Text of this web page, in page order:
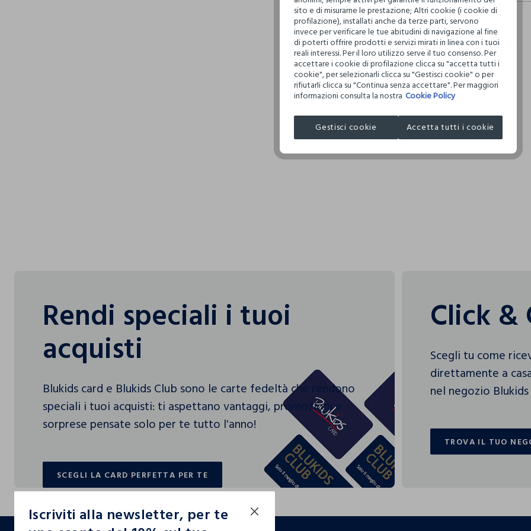
definito per
Clicca qui
I nostri
Hai fino a
Rendi speciali i tuoi
acquisti
Blukids card e Blukids Club sono le carte fedeltà che rendono
speciali i tuoi acquisti: ti aspettano vantaggi, promozioni e
sorprese pensate solo per te tutto l'anno!
SCEGLI LA CARD PERFETTA PER TE
SCEGLI LA CARD PERFETTA PER TE
Click &
Scegli tu come
direttamente a
nel negozio
TROVA IL TUO
TROVA IL TUO
Iscriviti alla newsletter, per te
footer.ariatitle
sito e di misurarne le prestazione; Altri cookie (i cookie di
profilazione), installati anche da terze parti, servono
invece per verificare le tue abitudini di navigazione al fine
di poterti offrire prodotti e servizi mirati in linea con i tuoi
reali interessi. Per il loro utilizzo serve il tuo consenso. Per
accettare i cookie di profilazione clicca su "accetta tutti i
cookie", per selezionarli clicca su "Gestisci cookie" o per
rifiutarli clicca su "Continua senza accettare". Per maggiori
informazioni consulta la nostra Cookie Policy
Gestisci cookie Accetta tutti i cookie